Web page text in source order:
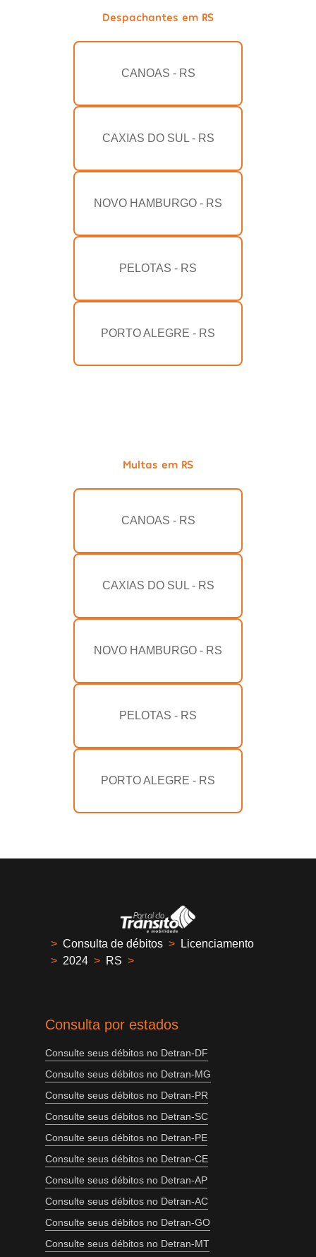
Despachantes em RS
CANOAS - RS
CAXIAS DO SUL - RS
NOVO HAMBURGO - RS
PELOTAS - RS
PORTO ALEGRE - RS
Multas em RS
CANOAS - RS
CAXIAS DO SUL - RS
NOVO HAMBURGO - RS
PELOTAS - RS
PORTO ALEGRE - RS
> Consulta de débitos >
Licenciamento
> 2024 > RS >
Consulta por estados
Consulte seus débitos no Detran-DF
Consulte seus débitos no Detran-MG
Consulte seus débitos no Detran-PR
Consulte seus débitos no Detran-SC
Consulte seus débitos no Detran-PE
Consulte seus débitos no Detran-CE
Consulte seus débitos no Detran-AP
Consulte seus débitos no Detran-AC
Consulte seus débitos no Detran-GO
Consulte seus débitos no Detran-MT